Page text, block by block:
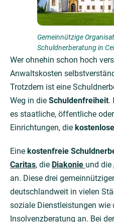
Gemeinnützige
Schuldnerberatung in
Wer ohnehin schon hoch
Anwaltskosten
Trotzdem ist eine
Weg in die Schuldenfreiheit.
es staatliche, öffentliche
Einrichtungen, die
Eine kostenfreie
Caritas, die Diakonie und die
an. Diese drei
deutschlandweit in vielen
soziale Dienstleistungen wie
Insolvenzberatung an. Bei